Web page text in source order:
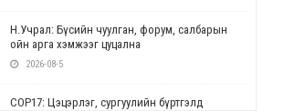
Н.Учрал: Бүсийн чуулган, форум, салбарын
ойн арга хэмжээг цуцална
2026-08-5
СОР17: Цэцэрлэг, сургуулийн бүртгэлд